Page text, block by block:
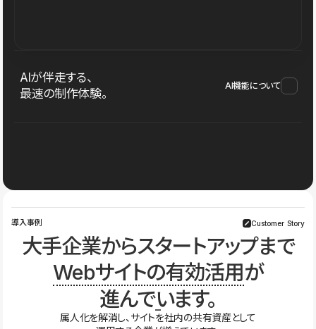
AIが伴走する、
最速の制作体験。
AI機能について
導入事例 Customer Story
大手企業からスタートアップまで
Webサイトの有効活用が
進んでいます。
属人化を解消し、サイトを社内の共有資産として